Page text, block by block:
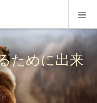
ために出来